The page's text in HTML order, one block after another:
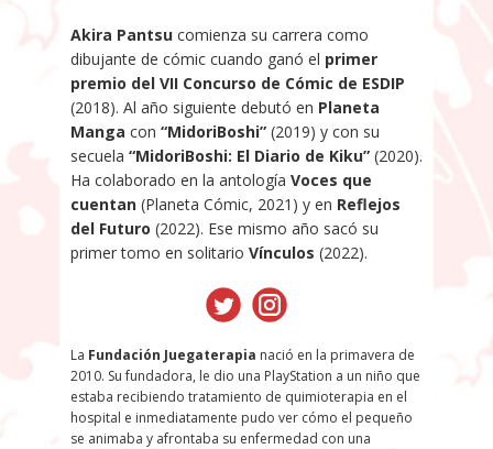
Akira Pantsu comienza su carrera como
dibujante de cómic cuando ganó el primer
premio del VII Concurso de Cómic de ESDIP
(2018). Al año siguiente debutó en Planeta
Manga con “MidoriBoshi” (2019) y con su
secuela “MidoriBoshi: El Diario de Kiku” (2020).
Ha colaborado en la antología Voces que
cuentan (Planeta Cómic, 2021) y en Reflejos
del Futuro (2022). Ese mismo año sacó su
primer tomo en solitario Vínculos (2022).
La Fundación Juegaterapia nació en la primavera de
2010. Su fundadora, le dio una PlayStation a un niño que
estaba recibiendo tratamiento de quimioterapia en el
hospital e inmediatamente pudo ver cómo el pequeño
se animaba y afrontaba su enfermedad con una